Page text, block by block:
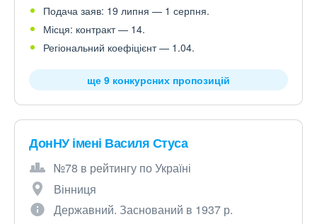
Подача заяв: 19 липня — 1 серпня.
Місця: контракт — 14.
Регіональний коефіцієнт — 1.04.
ще 9 конкурсних пропозицій
ДонНУ імені Василя Стуса
№78 в рейтингу по Україні
Вінниця
Державний. Заснований в 1937 р.